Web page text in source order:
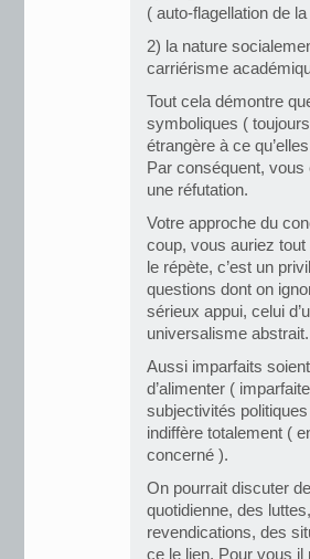
( auto-flagellation de
2) la nature
carriérisme
Tout cela démontre
symboliques (
étrangère à ce
Par conséquent,
une réfutation.
Votre approche du
coup, vous auriez
le répète, c’est un
questions dont on
sérieux appui, celui
universalisme
Aussi imparfaits
d’alimenter (
subjectivités
indiffère totalement (
concerné ).
On pourrait discuter
quotidienne, des
revendications, des
ce le lien. Pour vous il